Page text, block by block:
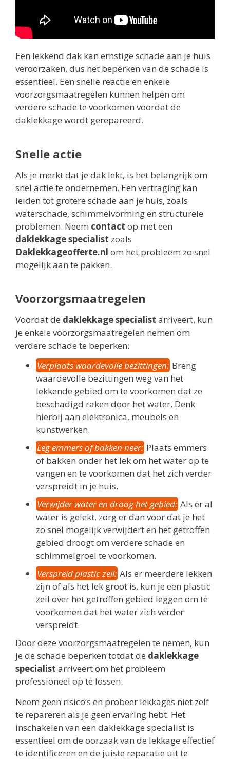
Een lekkend dak kan ernstige schade aan je huis
veroorzaken, dus het beperken van de schade is
essentieel. Een snelle reactie en enkele
voorzorgsmaatregelen kunnen helpen om
verdere schade te voorkomen voordat de
daklekkage wordt gerepareerd.
Snelle actie
Als je merkt dat je dak lekt, is het belangrijk om
snel actie te ondernemen. Een vertraging kan
leiden tot grotere schade aan je huis, zoals
waterschade, schimmelvorming en structurele
problemen. Neem contact op met een
daklekkage specialist zoals
Daklekkageofferte.nl om het probleem zo snel
mogelijk aan te pakken.
Voorzorgsmaatregelen
Voordat de daklekkage specialist arriveert, kun
je enkele voorzorgsmaatregelen nemen om
verdere schade te beperken:
Verplaats waardevolle bezittingen: Breng
waardevolle bezittingen weg van het
lekkende gebied om te voorkomen dat ze
beschadigd raken door het water. Denk
hierbij aan elektronica, meubels en
kunstwerken.
Leg emmers of bakken neer: Plaats emmers
of bakken onder het lek om het water op te
vangen en te voorkomen dat het zich verder
verspreidt in je huis.
Verwijder water en droog het gebied: Als er al
water is gelekt, zorg er dan voor dat je het
zo snel mogelijk verwijdert en het getroffen
gebied droogt om verdere schade en
schimmelgroei te voorkomen.
Verspreid plastic zeil: Als er meerdere lekken
zijn of als het lek groot is, kun je een plastic
zeil over het getroffen gebied leggen om te
voorkomen dat het water zich verder
verspreidt.
Door deze voorzorgsmaatregelen te nemen, kun
je de schade beperken totdat de daklekkage
specialist arriveert om het probleem
professioneel op te lossen.
Neem geen risico’s en probeer lekkages niet zelf
te repareren als je geen ervaring hebt. Het
inschakelen van een daklekkage specialist is
essentieel om de oorzaak van de lekkage effectief
te identificeren en de juiste reparatie uit te